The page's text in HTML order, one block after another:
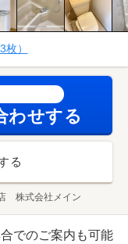
）
わせする
る
株式会社メイン
でのご案内も可能